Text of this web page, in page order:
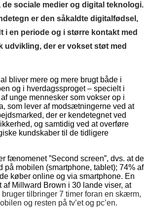
de sociale medier og digital teknologi.
er den såkaldte digitalfødsel,
i en periode og i større kontakt med
udvikling, der er vokset støt med
bliver mere og mere brugt både i
og i hverdagssproget – specielt i
unge mennesker som vokser op i
som lever af modsætningerne ved at
der er kendetegnet ved
og samtidig ved at overføre
kundskaber til de tidligere
fænomenet ”Second screen”, dvs. at de
mobilen (smartphone, tablet); 74% af
køber online og via smartphone. En
af Millward Brown i 30 lande viser, at
tilbringer 7 timer foran en skærm,
og resten på tv’et og pc’en.